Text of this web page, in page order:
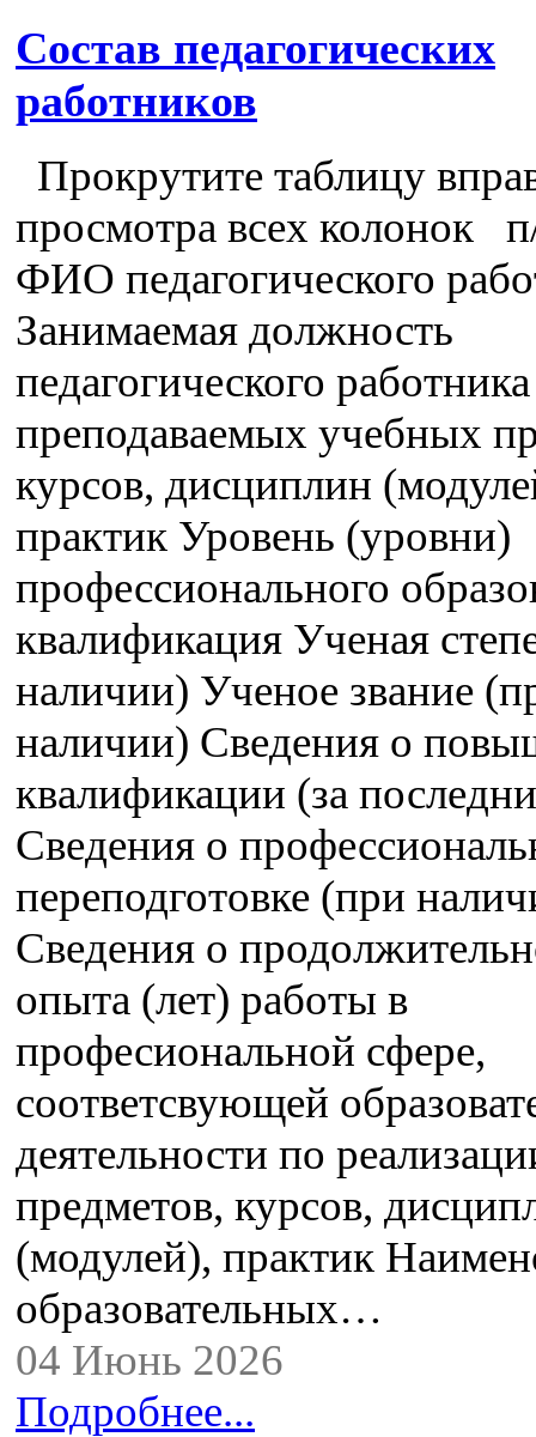
Состав педагогических
работников
Прокрутите таблицу
просмотра всех колонок
ФИО педагогического
Занимаемая должность
педагогического
преподаваемых учебных
курсов, дисциплин
практик Уровень (уровни)
профессионального
квалификация Ученая
наличии) Ученое звание
наличии) Сведения о
квалификации (за
Сведения о
переподготовке (при
Сведения о
опыта (лет) работы в
професиональной сфере,
соответсвующей
деятельности по
предметов, курсов,
(модулей), практик
образовательных…
04 Июнь 2026
Подробнее...